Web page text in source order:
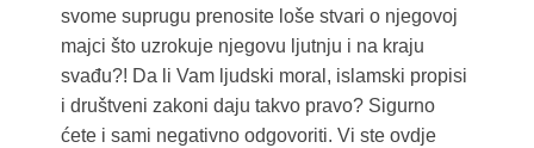
svome suprugu prenosite loše stvari o njegovoj
majci što uzrokuje njegovu ljutnju i na kraju
svađu?! Da li Vam ljudski moral, islamski propisi
i društveni zakoni daju takvo pravo? Sigurno
ćete i sami negativno odgovoriti. Vi ste ovdje